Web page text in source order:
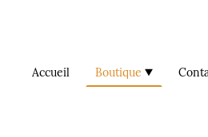
Accueil Boutique